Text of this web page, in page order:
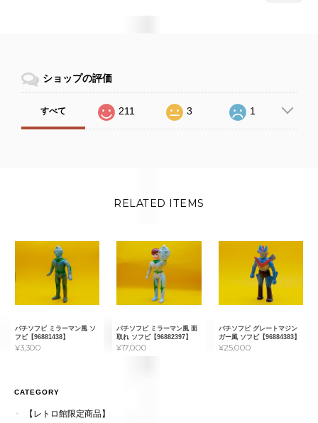
ショップの評価
すべて 211 3 1
RELATED ITEMS
パチソフビ ミラーマン風 ソ
フビ【96881438】
¥3,300
パチソフビ ミラーマン風 面
取れ ソフビ【96882397】
¥17,000
パチソフビ グレートマジン
ガー風 ソフビ【96884383】
¥25,000
CATEGORY
【レトロ館限定商品】